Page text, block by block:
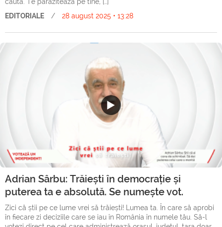
EDITORIALE
/ 28 august 2025 • 13:28
Adrian Sârbu: Trăiești în democrație și
puterea ta e absolută. Se numește vot.
Zici că știi pe ce lume vrei să trăiești! Lumea ta. În care să aprobi
în fiecare zi deciziile care se iau în România în numele tău. Să-l